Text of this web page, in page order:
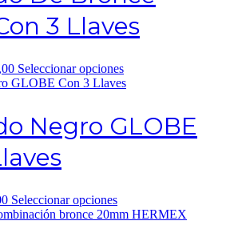
3 Llaves
Rango
de
$ 141,00
hasta
$ 226,00
Seleccionar opcionesEste
producto
variantes.
Las
en
Negro GLOBE
Rango
de
Seleccionar opcionesEste
producto